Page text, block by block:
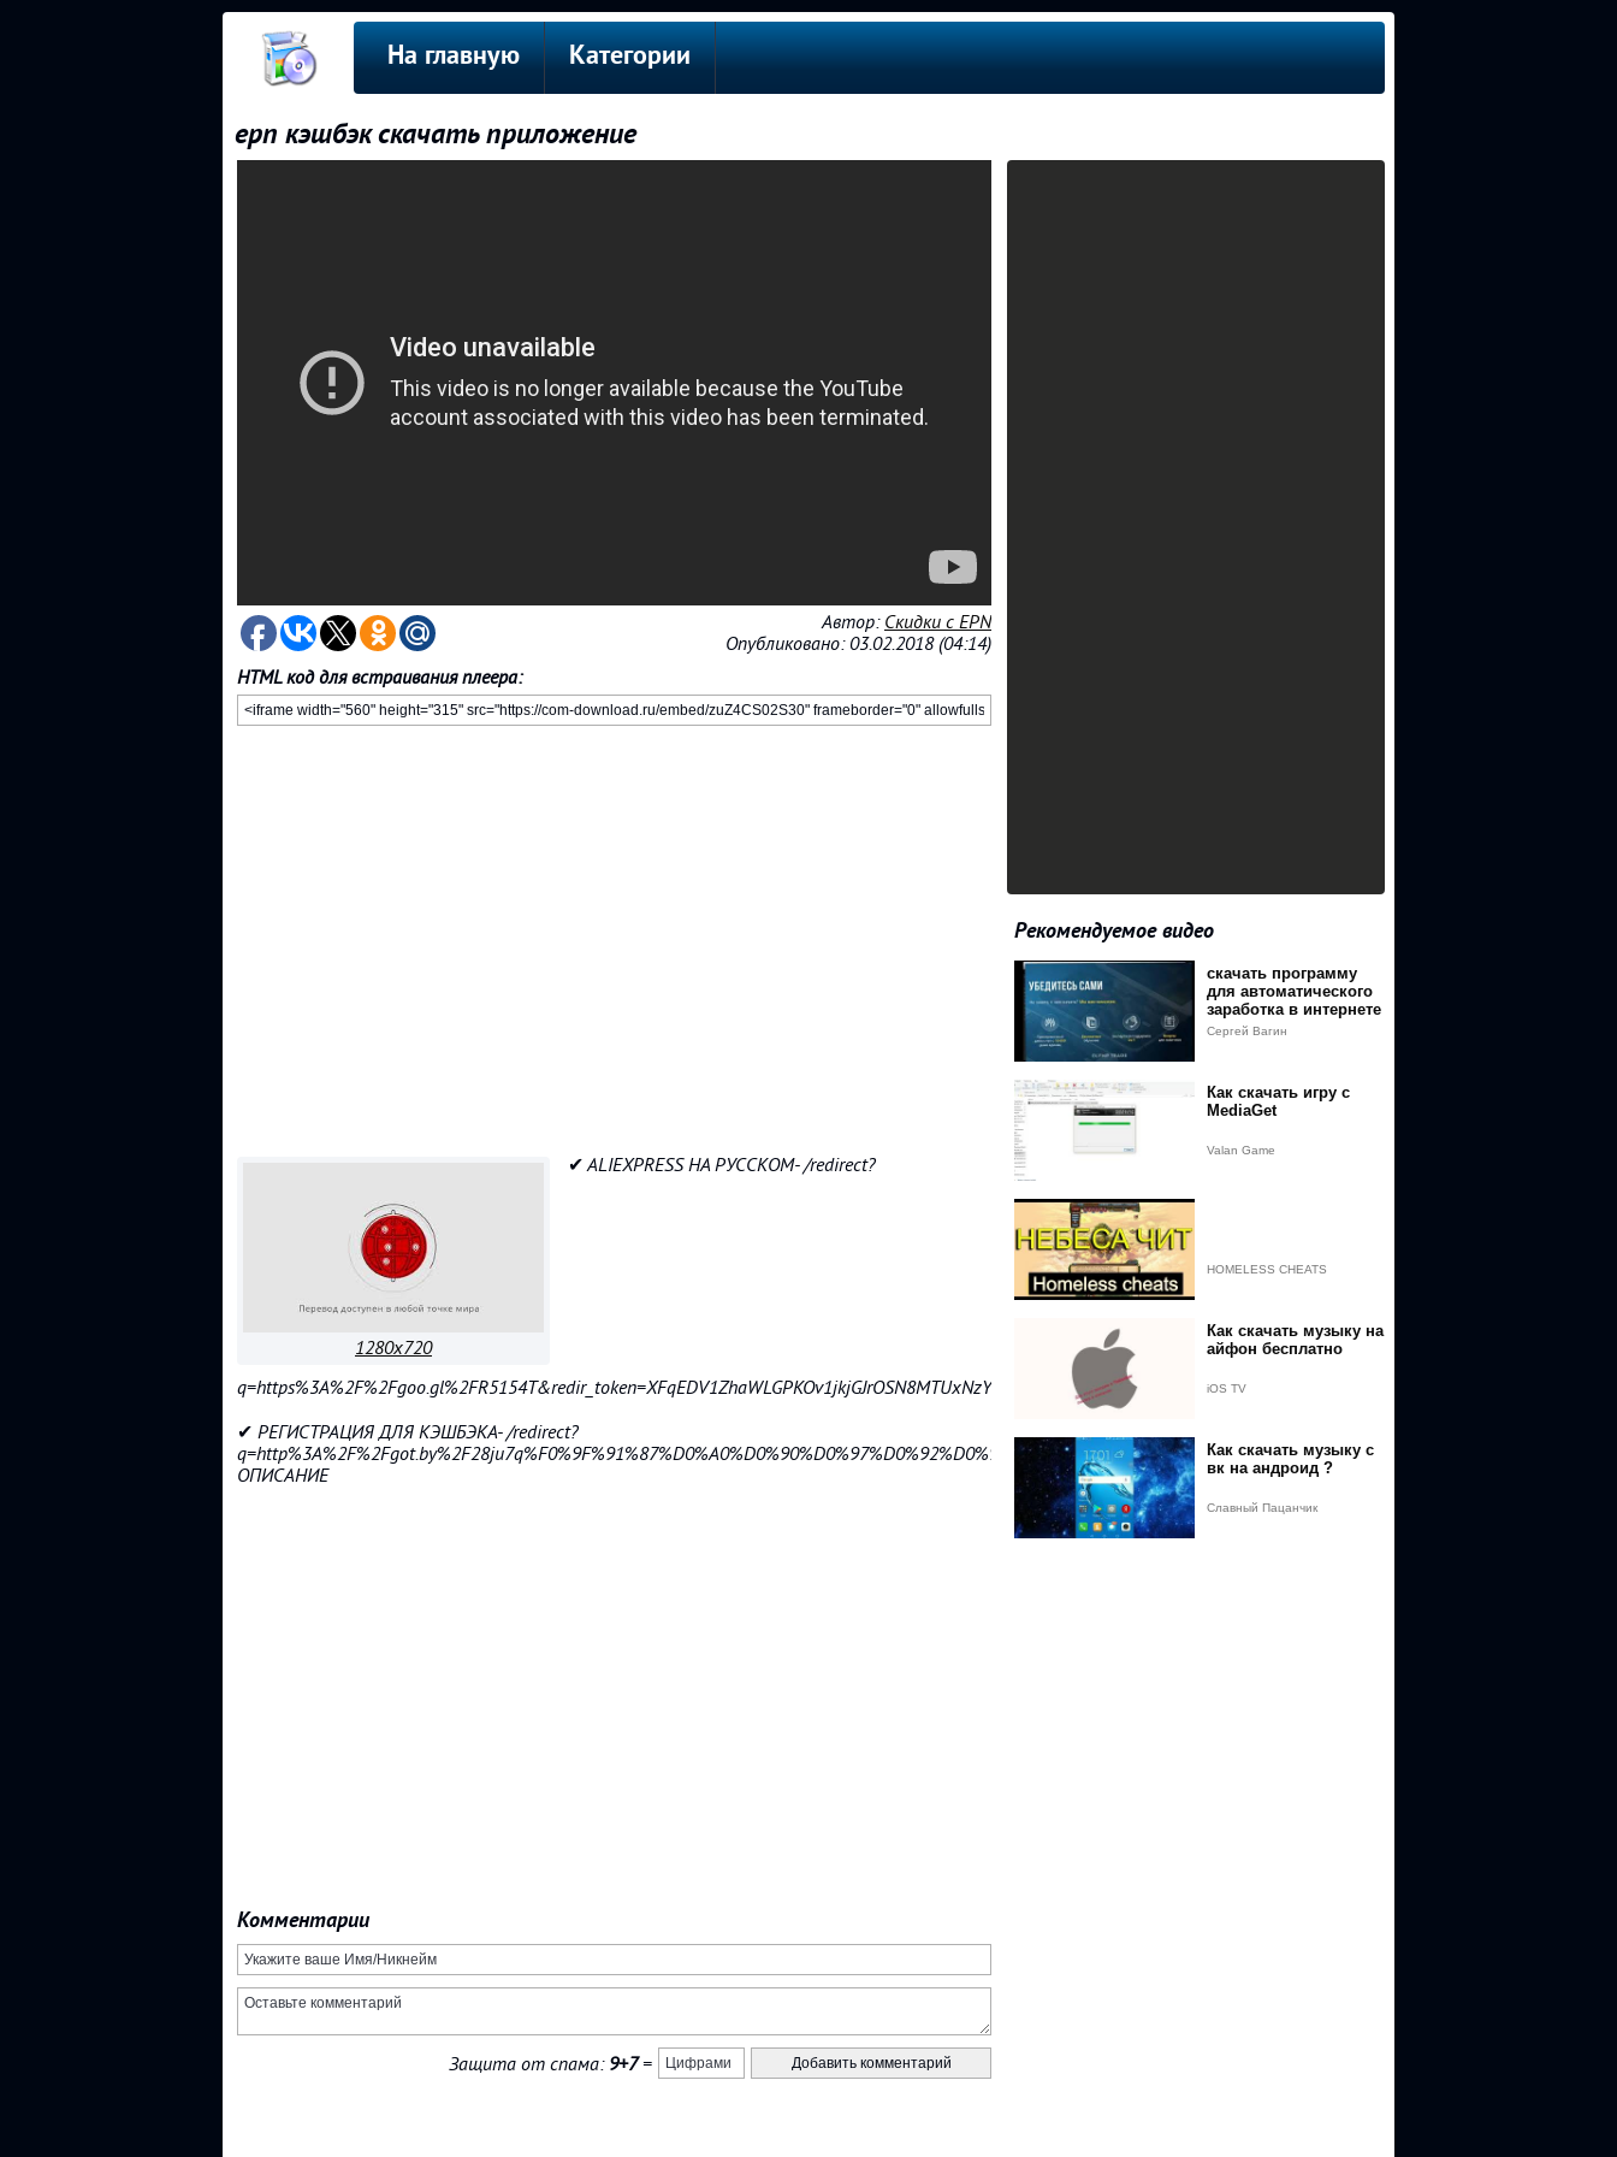
На главную Категории
epn кэшбэк скачать приложение
Автор: Скидки c EPN
Опубликовано: 03.02.2018 (04:14)
HTML код для встраивания плеера:
1280x720
✔ ALIEXPRESS НА РУССКОМ- /redirect?
q=https%3A%2F%2Fgoo.gl%2FR5154T&redir_token=XFqEDV1ZhaWLGPKOv1jkjGJrOSN8MTUxNzY5OTAwOUAxNTE3NjEyNjA5&v=zuZ4CS02S30&event=video_description
✔ РЕГИСТРАЦИЯ ДЛЯ КЭШБЭКА- /redirect?
ОПИСАНИЕ
Комментарии
Защита от спама: 9+7=
Рекомендуемое видео
скачать программу
для автоматического
заработка в интернете
Сергей Вагин
Как скачать игру с
MediaGet
Valan Game
HOMELESS CHEATS
Как скачать музыку на
айфон бесплатно
iOS TV
Как скачать музыку с
вк на андроид ?
Славный Пацанчик